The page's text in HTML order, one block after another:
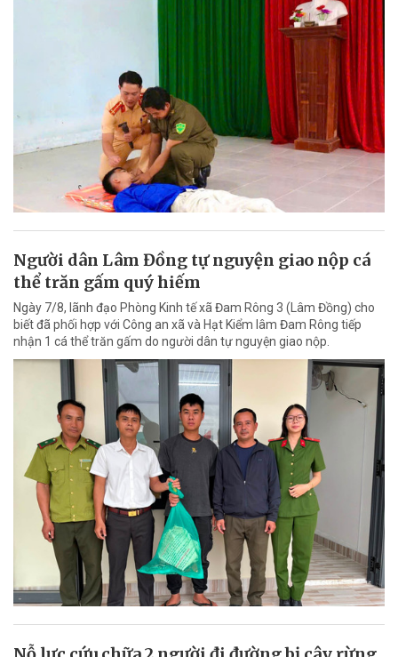
Người dân Lâm Đồng tự nguyện giao nộp cá
thể trăn gấm quý hiếm
Ngày 7/8, lãnh đạo Phòng Kinh tế xã Đam Rông 3 (Lâm Đồng) cho
biết đã phối hợp với Công an xã và Hạt Kiểm lâm Đam Rông tiếp
nhận 1 cá thể trăn gấm do người dân tự nguyện giao nộp.